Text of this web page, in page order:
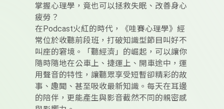
掌握心理學，竟也可以拯救失眠、改善身心
疲勞？
在Podcast火紅的時代，《哇賽心理學》經
常位於收聽前段班，打破知識型節目叫好不
叫座的窘境。「聽經濟」的崛起，可以讓你
隨時隨地在公車上、捷運上、開車途中，運
用聲音的特性，讓聽眾享受短暫卻精彩的故
事、趣聞、甚至吸收最新知識。每天在耳邊
的陪伴，更能產生與影音截然不同的親密感